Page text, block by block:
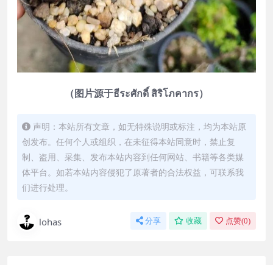
（图片源于ธีระศักดิ์ สิริโภคากร）
声明：本站所有文章，如无特殊说明或标注，均为本站原
创发布。任何个人或组织，在未征得本站同意时，禁止复
制、盗用、采集、发布本站内容到任何网站、书籍等各类媒
体平台。如若本站内容侵犯了原著者的合法权益，可联系我
们进行处理。
lohas 分享 收藏 点赞(0)